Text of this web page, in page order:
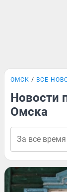
ОМСК ВСЕ
Новости
Омска